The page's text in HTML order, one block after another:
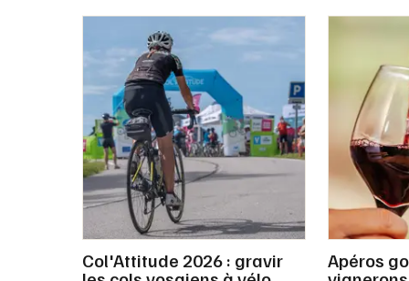
Col'Attitude 2026 : gravir Apéros